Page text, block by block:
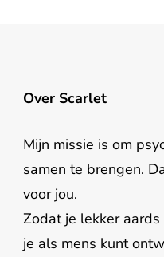
Over Scarlet
Mijn missie is om
samen te brengen.
voor jou.
Zodat je lekker
je als mens kunt